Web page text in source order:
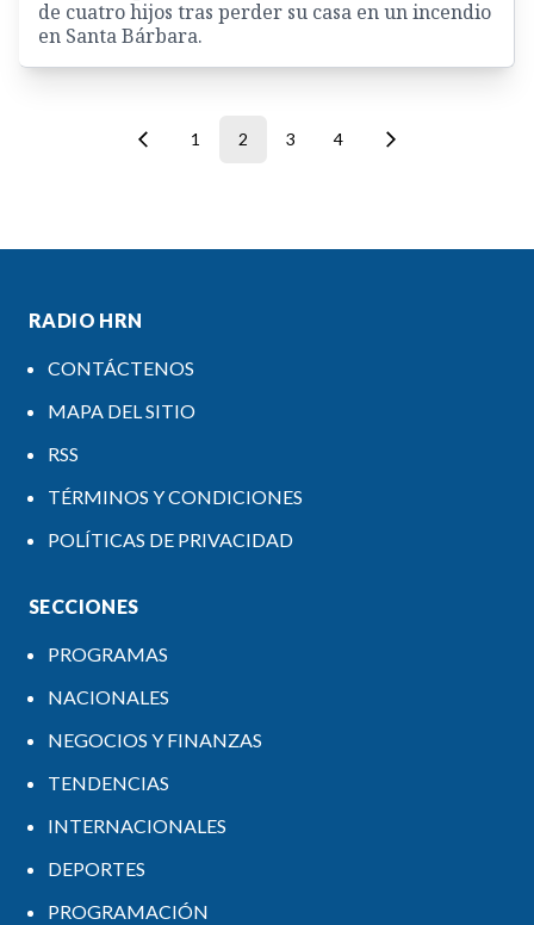
de cuatro hijos tras perder su casa en un incendio
en Santa Bárbara.
1 2 3 4
RADIO HRN
CONTÁCTENOS
MAPA DEL SITIO
RSS
TÉRMINOS Y CONDICIONES
POLÍTICAS DE PRIVACIDAD
SECCIONES
PROGRAMAS
NACIONALES
NEGOCIOS Y FINANZAS
TENDENCIAS
INTERNACIONALES
DEPORTES
PROGRAMACIÓN